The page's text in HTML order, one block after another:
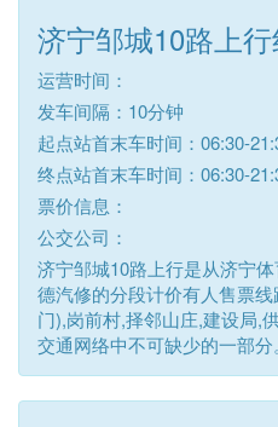
济宁邹城10路上
运营时间：
发车间隔：10分钟
起点站首末车时间：06:30-
终点站首末车时间：06:30-
票价信息：
公交公司：
济宁邹城10路上行是从济宁
德汽修的分段计价有人售票
门),岗前村,择邻山庄,建设局,
交通网络中不可缺少的一部分。